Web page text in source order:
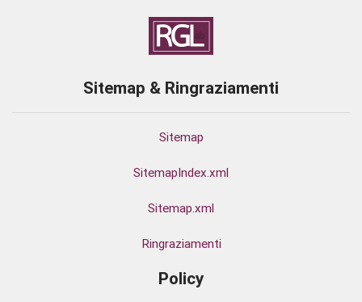
Sitemap & Ringraziamenti
Sitemap
SitemapIndex.xml
Sitemap.xml
Ringraziamenti
Policy